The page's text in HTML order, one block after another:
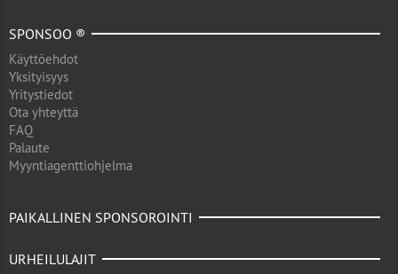
SPONSOO ®
Käyttöehdot
Yksityisyys
Yritystiedot
Ota yhteyttä
FAQ
Palaute
Myyntiagenttiohjelma
PAIKALLINEN SPONSOROINTI
URHEILULAJIT